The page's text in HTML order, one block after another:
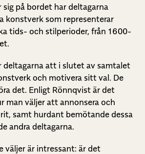
sig på bordet har deltagarna
konstverk som representerar
tids- och stilperioder, från 1600-
deltagarna att i slutet av samtalet
och motivera sitt val. De
det. Enligt Rönnqvist är det
man väljer att annonsera och
samt hurdant bemötande dessa
andra deltagarna.
väljer är intressant: är det